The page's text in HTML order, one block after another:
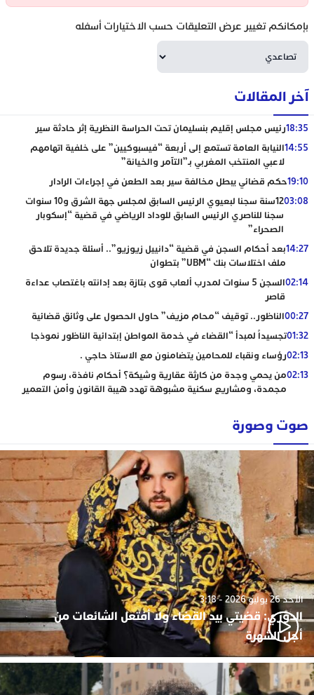
بإمكانكم تغيير عرض التعليقات حسب الاختيارات أسفله
آخر المقالات
18:35رئيس مجلس إقليم بنسليمان تحت الحراسة النظرية إثر حادثة سير
14:55النيابة العامة تستمع إلى أربعة “فيسبوكيين” على خلفية اتهامهم
لاعبي المنتخب المغربي بـ”التآمر والخيانة”
19:10حكم قضائي يبطل مخالفة سير بعد الطعن في إجراءات الرادار
03:08
12سنة سجنا لبعيوي الرئيس السابق لمجلس جهة الشرق و10 سنوات
سجنا للناصري الرئيس السابق للوداد الرياضي في قضية “إسكوبار
الصحراء”
14:27بعد أحكام السجن في قضية “دانييل زيوزيو”.. أسئلة جديدة تلاحق
ملف اختلاسات بنك “UBM” بتطوان
02:14
السجن 5 سنوات لمدرب ألعاب قوى بتازة بعد إدانته باغتصاب عداءة
قاصر
00:27الناظور.. توقيف “محام مزيف” حاول الحصول على وثائق قضائية
01:32تجسيداً لمبدأ “القضاء في خدمة المواطن إبتدائية الناظور نموذجا
02:13رؤساء ونقباء للمحامين يتضامنون مع الاستاذ حاجي .
02:13من يحمي وجدة من كارثة عقارية وشيكة؟ أحكام نافذة، رسوم
مجمدة، ومشاريع سكنية مشبوهة تهدد هيبة القانون وأمن التعمير
صوت وصورة
الأحد 26 يوليو 2026 - 3:18
الدوزي: قضيتي بيد القضاء ولا أفتعل الشائعات من
أجل الشهرة